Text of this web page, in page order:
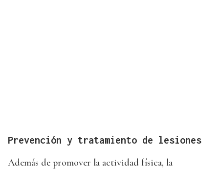
Prevención y tratamiento de lesiones
Además de promover la actividad física, la